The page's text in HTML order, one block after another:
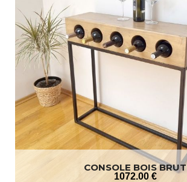
CONSOLE BOIS BRUT
1072.00 €